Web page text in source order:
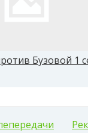
Бузовой 1